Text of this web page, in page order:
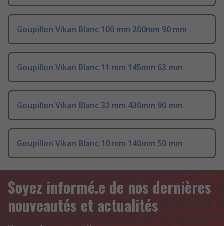
Goupillon Vikan Blanc 100 mm 200mm 90 mm
Goupillon Vikan Blanc 11 mm 145mm 63 mm
Goupillon Vikan Blanc 32 mm 430mm 90 mm
Goupillon Vikan Blanc 10 mm 140mm 50 mm
Soyez informé.e de nos dernières
nouveautés et actualités